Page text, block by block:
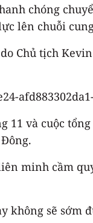
chóng
lên chuỗi
Chủ tịch
11 và cuộc
minh cầm
không sẽ